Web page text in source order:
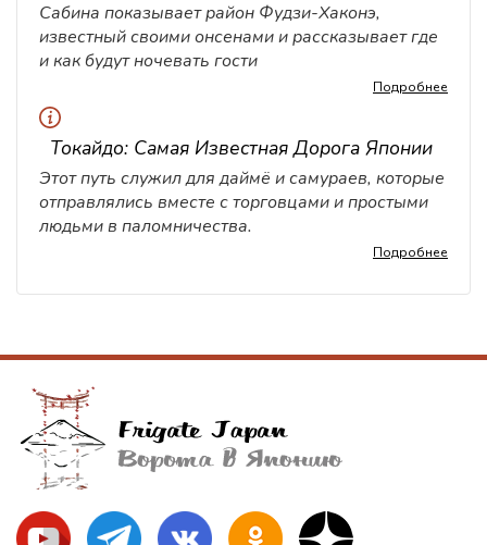
Сабина показывает район Фудзи-Хаконэ,
известный своими онсенами и рассказывает где
и как будут ночевать гости
Подробнее
Токайдо: Самая Известная Дорога Японии
Этот путь служил для даймё и самураев, которые
отправлялись вместе с торговцами и простыми
людьми в паломничества.
Подробнее